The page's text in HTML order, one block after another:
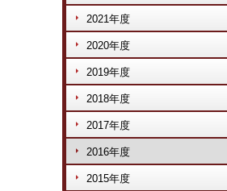
2021年度
2020年度
2019年度
2018年度
2017年度
2016年度
2015年度